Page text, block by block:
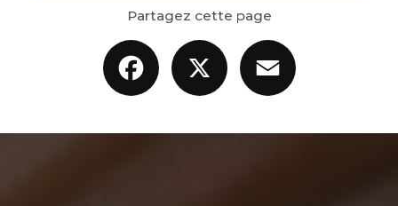
Partagez cette page
Facebook